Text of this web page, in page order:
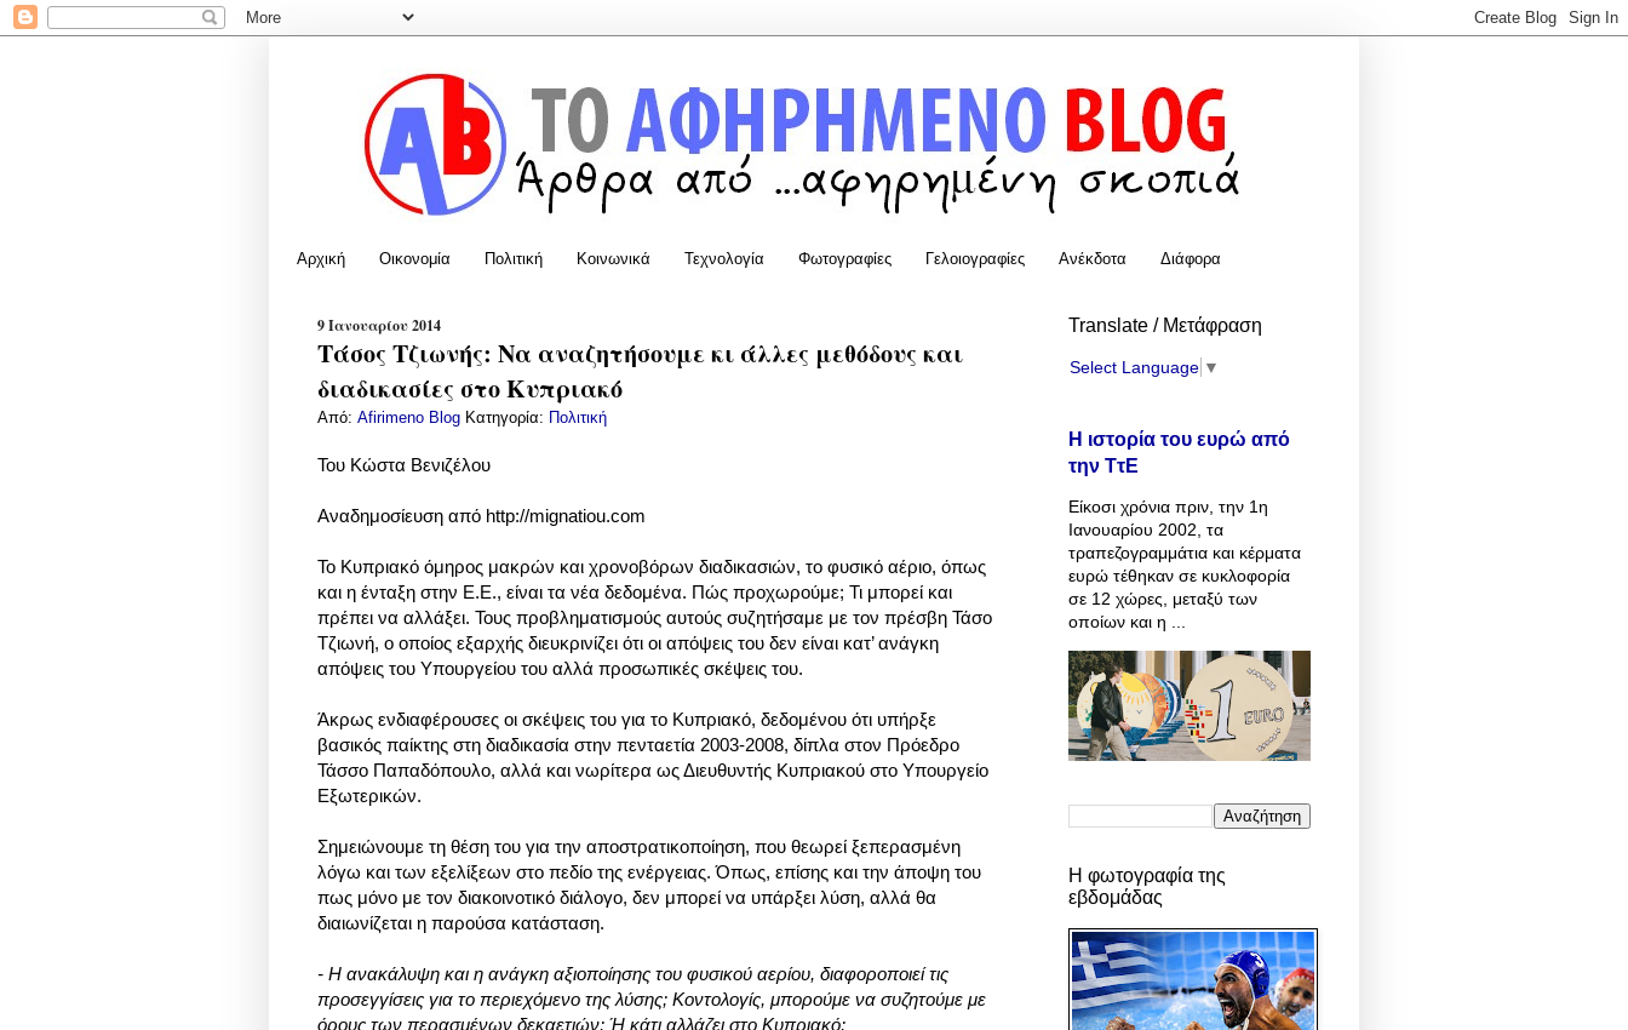
Αρχική Οικονομία Πολιτική Κοινωνικά Τεχνολογία Φωτογραφίες Γελοιογραφίες Ανέκδοτα Διάφορα
9 Ιανουαρίου 2014
Τάσος Τζιωνής: Να αναζητήσουμε κι άλλες μεθόδους και
διαδικασίες στο Κυπριακό
Από: Afirimeno Blog Κατηγορία: Πολιτική
Του Κώστα Βενιζέλου
Αναδημοσίευση από http://mignatiou.com
Το Κυπριακό όμηρος μακρών και χρονοβόρων διαδικασιών, το φυσικό αέριο, όπως
και η ένταξη στην Ε.Ε., είναι τα νέα δεδομένα. Πώς προχωρούμε; Τι μπορεί και
πρέπει να αλλάξει. Τους προβληματισμούς αυτούς συζητήσαμε με τον πρέσβη Τάσο
Τζιωνή, ο οποίος εξαρχής διευκρινίζει ότι οι απόψεις του δεν είναι κατ’ ανάγκη
απόψεις του Υπουργείου του αλλά προσωπικές σκέψεις του.
Άκρως ενδιαφέρουσες οι σκέψεις του για το Κυπριακό, δεδομένου ότι υπήρξε
βασικός παίκτης στη διαδικασία στην πενταετία 2003-2008, δίπλα στον Πρόεδρο
Τάσσο Παπαδόπουλο, αλλά και νωρίτερα ως Διευθυντής Κυπριακού στο Υπουργείο
Εξωτερικών.
Σημειώνουμε τη θέση του για την αποστρατικοποίηση, που θεωρεί ξεπερασμένη
λόγω και των εξελίξεων στο πεδίο της ενέργειας. Όπως, επίσης και την άποψη του
πως μόνο με τον διακοινοτικό διάλογο, δεν μπορεί να υπάρξει λύση, αλλά θα
διαιωνίζεται η παρούσα κατάσταση.
- Η ανακάλυψη και η ανάγκη αξιοποίησης του φυσικού αερίου, διαφοροποιεί τις
προσεγγίσεις για το περιεχόμενο της λύσης; Κοντολογίς, μπορούμε να συζητούμε με
όρους των περασμένων δεκαετιών; Ή κάτι αλλάζει στο Κυπριακό;
Translate / Μετάφραση
Select Language ▼
Η ιστορία του ευρώ από
την ΤτΕ
Είκοσι χρόνια πριν, την 1η
Ιανουαρίου 2002, τα
τραπεζογραμμάτια και κέρματα
ευρώ τέθηκαν σε κυκλοφορία
σε 12 χώρες, μεταξύ των
οποίων και η ...
Η φωτογραφία της
εβδομάδας